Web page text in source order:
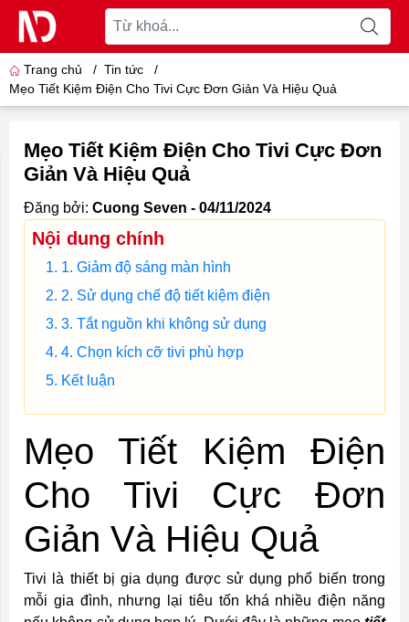
Trang chủ / Tin tức
/
Mẹo Tiết Kiệm Điện Cho Tivi Cực Đơn Giản Và Hiệu Quả
Mẹo Tiết Kiệm Điện Cho Tivi Cực Đơn
Giản Và Hiệu Quả
Đăng bởi: Cuong Seven - 04/11/2024
Nội dung chính
1. Giảm độ sáng màn hình
2. Sử dụng chế độ tiết kiệm điện
3. Tắt nguồn khi không sử dụng
4. Chọn kích cỡ tivi phù hợp
Kết luận
Mẹo Tiết Kiệm Điện
Cho Tivi Cực Đơn
Giản Và Hiệu Quả
Tivi là thiết bị gia dụng được sử dụng phổ biến trong
mỗi gia đình, nhưng lại tiêu tốn khá nhiều điện năng